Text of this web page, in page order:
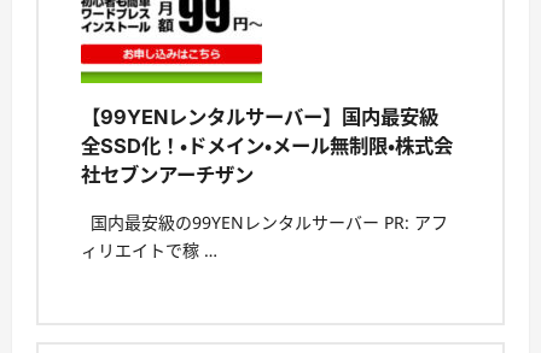
【99YENレンタルサーバー】国内最安級
全SSD化！・ドメイン・メール無制限・株式会
社セブンアーチザン
国内最安級の99YENレンタルサーバー PR: アフ
ィリエイトで稼 …